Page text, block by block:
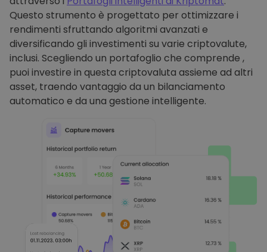
Questo strumento è progettato per ottimizzare i
rendimenti sfruttando algoritmi avanzati e
diversificando gli investimenti su varie criptovalute,
inclusi. Scegliendo un portafoglio che comprende ,
puoi investire in questa criptovaluta assieme ad altri
asset, traendo vantaggio da un bilanciamento
automatico e da una gestione intelligente.